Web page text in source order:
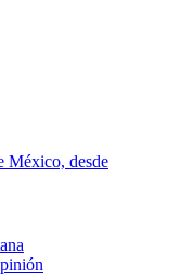
México, desde